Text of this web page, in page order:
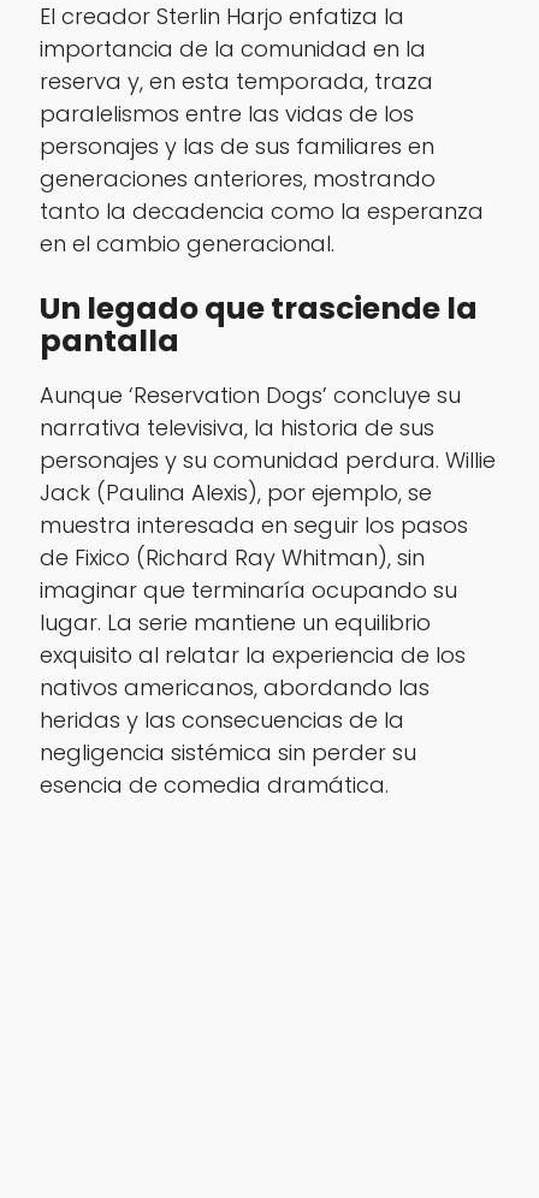
El creador Sterlin Harjo enfatiza la
importancia de la comunidad en la
reserva y, en esta temporada, traza
paralelismos entre las vidas de los
personajes y las de sus familiares en
generaciones anteriores, mostrando
tanto la decadencia como la esperanza
en el cambio generacional.
Un legado que trasciende la
pantalla
Aunque ‘Reservation Dogs’ concluye su
narrativa televisiva, la historia de sus
personajes y su comunidad perdura. Willie
Jack (Paulina Alexis), por ejemplo, se
muestra interesada en seguir los pasos
de Fixico (Richard Ray Whitman), sin
imaginar que terminaría ocupando su
lugar. La serie mantiene un equilibrio
exquisito al relatar la experiencia de los
nativos americanos, abordando las
heridas y las consecuencias de la
negligencia sistémica sin perder su
esencia de comedia dramática.